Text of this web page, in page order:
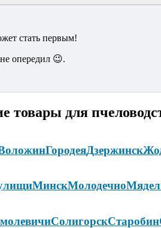
стать первым!
опередил 😉.
товары для
ГородеяДзержинск
МинскМолодечно
СолигорскСтаробин